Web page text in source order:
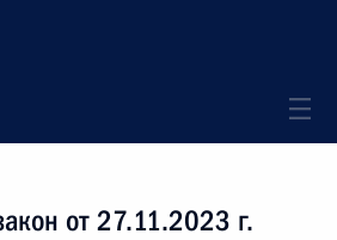
от 27.11.2023 г.